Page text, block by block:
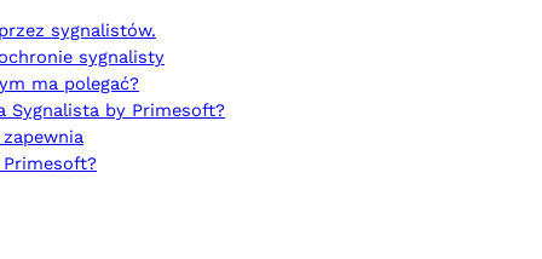
sygnalistów.
sygnalisty
ma polegać?
Sygnalista by Primesoft?
Primesoft?